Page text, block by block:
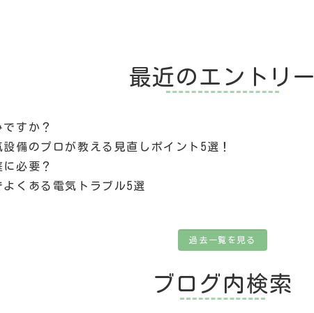
最近のエントリー
すか？
備のプロが教える見直しポイント5選！
必要？
くある電気トラブル5選
過去一覧を見る
ブログ内検索